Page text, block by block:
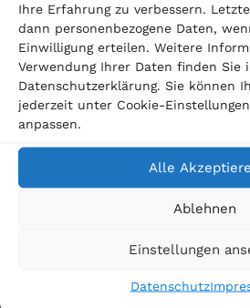
Ihre Erfahrung zu verbessern.
dann personenbezogene Daten,
Einwilligung erteilen. Weitere
Verwendung Ihrer Daten finden Sie
Datenschutzerklärung. Sie können
jederzeit unter Cookie-
anpassen.
Alle
Ablehnen
Einstellungen
Datenschutz
sind, ist auf
Dass der hohe Wert von Daten
Wahrnehmung in der
das Gericht durch diverse
Meta-Überwachungsskandal: BK
Max Baumeister
Verbraucherkanzlei BK
unsere Auffassung, dass jedem